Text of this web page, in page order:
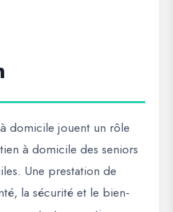
domicile jouent un rôle
à domicile des seniors
Une prestation de
la sécurité et le bien-